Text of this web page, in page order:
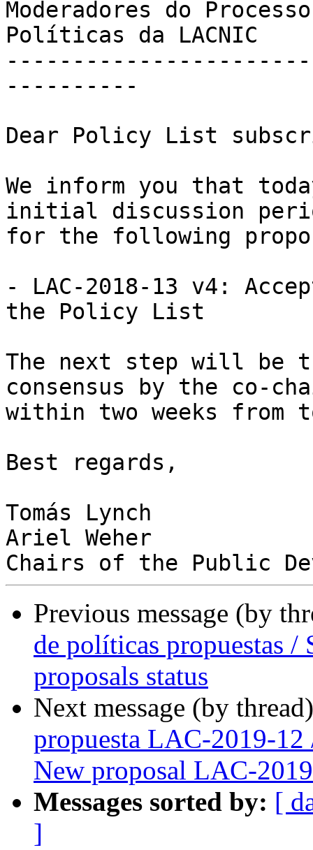
Moderadores do
Políticas da LACNIC
----------
Dear Policy List
We inform you that
initial discussion
for the following
- LAC-2018-13 v4:
the Policy List
The next step will be
consensus by the co-
within two weeks from
Best regards,
Tomás Lynch
Ariel Weher
Previous message (by
de políticas propuestas
proposals status
Next message (by
propuesta LAC-2019-
New proposal LAC-
Messages sorted by: [
]